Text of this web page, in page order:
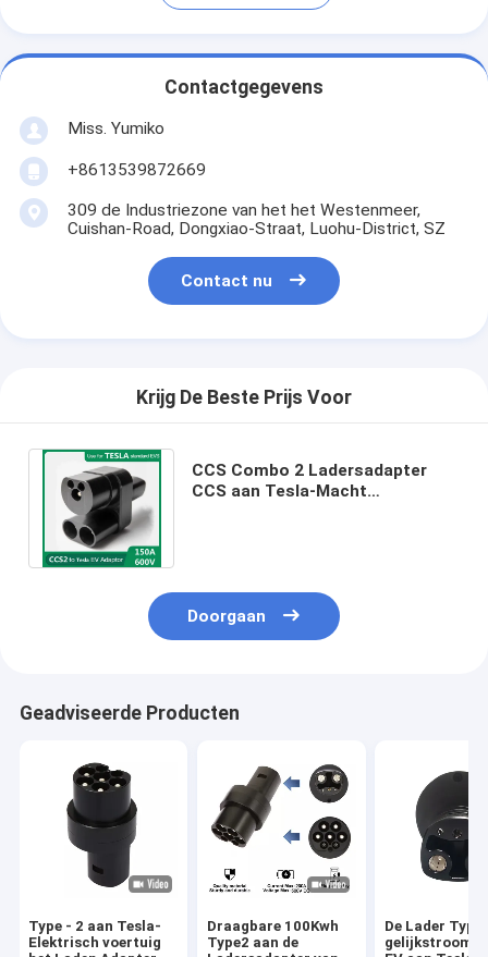
Contactgegevens
Miss. Yumiko
+8613539872669
309 de Industriezone van het het Westenmeer,
Cuishan-Road, Dongxiao-Straat, Luohu-District, SZ
Contact nu
Krijg De Beste Prijs Voor
CCS Combo 2 Ladersadapter
CCS aan Tesla-Macht
Doorgaan
Geadviseerde Producten
Type - 2 aan Tesla-
Elektrisch voertuig
Draagbare 100Kwh
Type2 aan de
De Lader
gelijkstroom